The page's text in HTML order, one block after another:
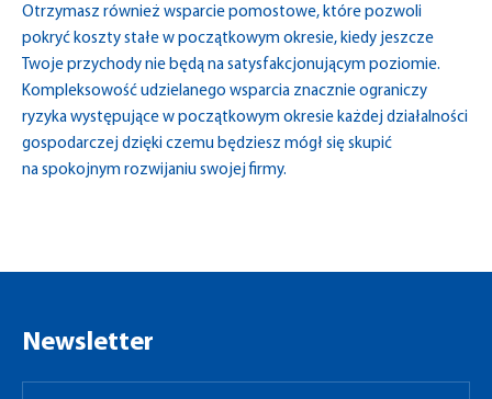
Otrzymasz również wsparcie pomostowe, które pozwoli
pokryć koszty stałe w początkowym okresie, kiedy jeszcze
Twoje przychody nie będą na satysfakcjonującym poziomie.
Kompleksowość udzielanego wsparcia znacznie ograniczy
ryzyka występujące w początkowym okresie każdej działalności
gospodarczej dzięki czemu będziesz mógł się skupić
na spokojnym rozwijaniu swojej firmy.
Newsletter